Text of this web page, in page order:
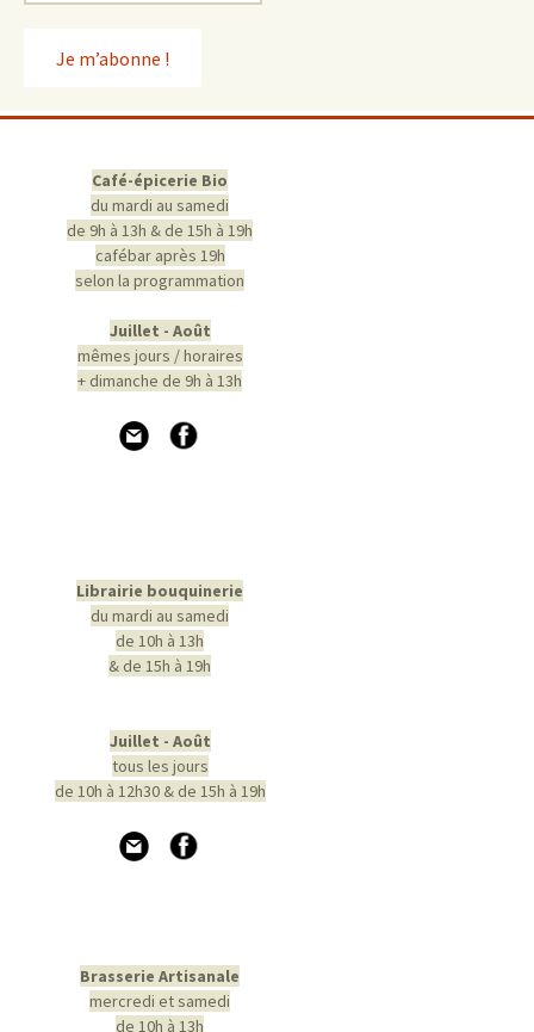
Café-épicerie Bio
du mardi au samedi
de 9h à 13h & de 15h à 19h
cafébar après 19h
selon la programmation
Juillet - Août
mêmes jours / horaires
+ dimanche de 9h à 13h
Librairie bouquinerie
du mardi au samedi
de 10h à 13h
& de 15h à 19h
Juillet - Août
tous les jours
de 10h à 12h30 & de 15h à 19h
Brasserie Artisanale
mercredi et samedi
de 10h à 13h